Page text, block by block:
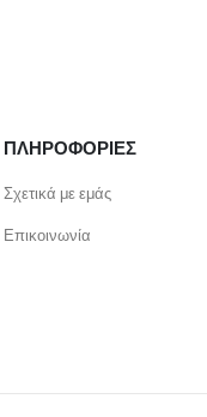
ΠΛΗΡΟΦΟΡΙΕΣ
Σχετικά με εμάς
Επικοινωνία